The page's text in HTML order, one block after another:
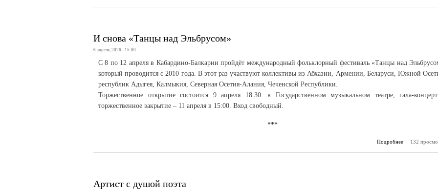
И снова «Танцы над Эльбрусом»
6 апреля, 2026 - 15:00
С 8 по 12 апреля в Кабардино-Балкарии пройдёт международный фольклорный фестиваль «Танцы над
который проводится с 2010 года. В этот раз участвуют коллективы из Абхазии, Армении, Беларуси, Южной
республик Адыгея, Калмыкия, Северная Осетия-Алания, Чеченской Республики.
Торжественное открытие состоится 9 апреля 18:30. в Государственном музыкальном театре, гала-
торжественное закрытие – 11 апреля в 15:00. Вход свободный.
***
Подробнее
о И снова
132
Артист с душой поэта